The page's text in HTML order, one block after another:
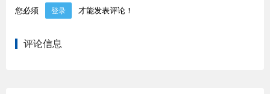
您必须 登录 才能发表评论！
评论信息